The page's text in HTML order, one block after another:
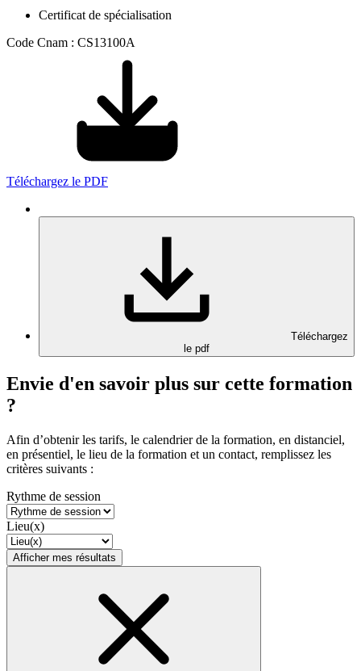
Certificat de spécialisation
Code Cnam : CS13100A
Téléchargez le PDF
Téléchargez
le pdf
Envie d'en savoir plus sur cette formation
?
Afin d’obtenir les tarifs, le calendrier de la formation, en distanciel,
en présentiel, le lieu de la formation et un contact, remplissez les
critères suivants :
Rythme de session
Lieu(x)
Afficher mes résultats